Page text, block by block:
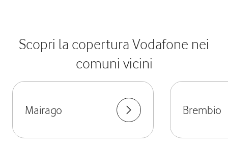
Scopri la copertura Vodafone nei
comuni vicini
Mairago Brembio